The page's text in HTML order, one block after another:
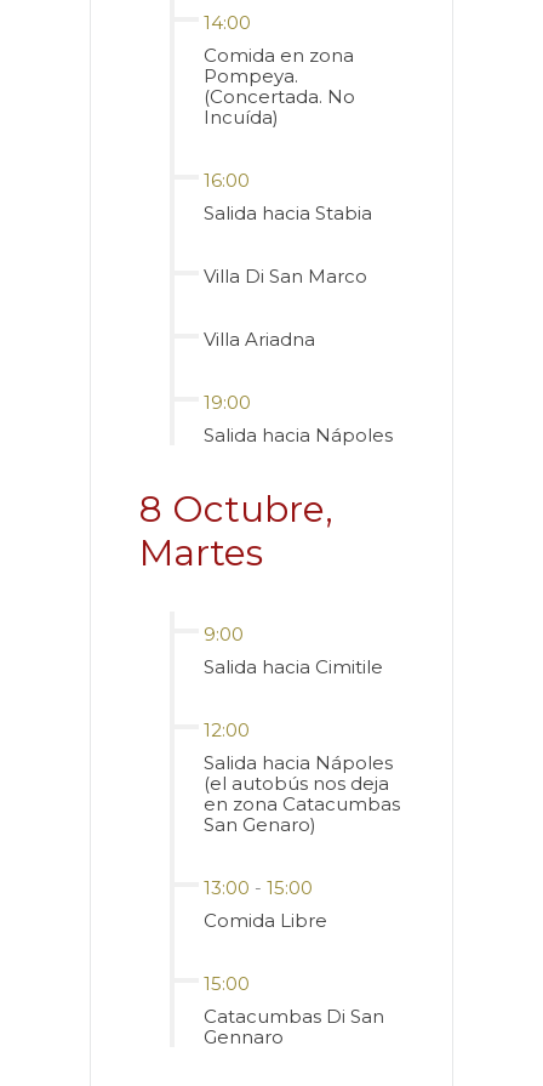
14:00
Comida en zona
Pompeya.
(Concertada. No
Incuída)
16:00
Salida hacia Stabia
Villa Di San Marco
Villa Ariadna
19:00
Salida hacia Nápoles
8 Octubre,
Martes
9:00
Salida hacia Cimitile
12:00
Salida hacia Nápoles
(el autobús nos deja
en zona Catacumbas
San Genaro)
13:00 - 15:00
Comida Libre
15:00
Catacumbas Di San
Gennaro